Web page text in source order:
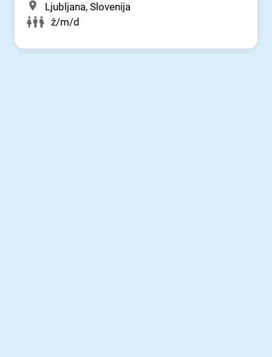
Ljubljana, Slovenija
ž/m/d